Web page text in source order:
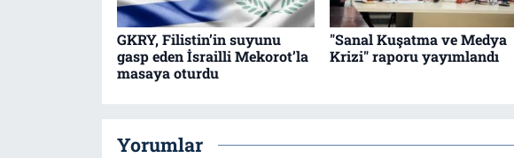
GKRY, Filistin’in suyunu
gasp eden İsrailli Mekorot’la
masaya oturdu
"Sanal Kuşatma ve Medya
Krizi" raporu yayımlandı
Yorumlar